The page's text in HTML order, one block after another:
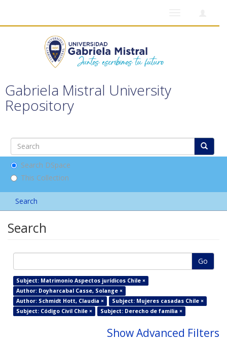
Gabriela Mistral University
Repository
Search DSpace
This Collection
Search
Search
Go
Subject: Matrimonio Aspectos jurídicos Chile ×
Author: Doyharcabal Casse, Solange ×
Author: Schmidt Hott, Claudia ×
Subject: Mujeres casadas Chile ×
Subject: Código Civil Chile ×
Subject: Derecho de familia ×
Show Advanced Filters